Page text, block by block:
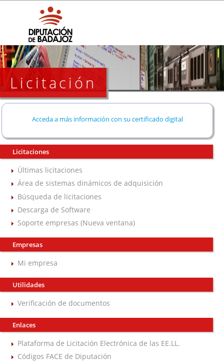
Licitación
Acceda a más información con su certificado digital
Licitaciones
Últimas licitaciones
Área de sistemas dinámicos de adquisición
Búsqueda de licitaciones
Descarga de Software
Soporte empresas (Nueva ventana)
Empresas
Mi empresa
Utilidades
Verificación de documentos
Enlaces
Plataforma de Licitación Electrónica de las EE.LL.
Códigos FACE de Diputación